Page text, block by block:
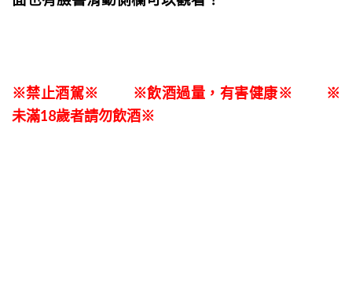
※禁止酒駕※ ※飲酒過量，有害健康※ ※
未滿18歲者請勿飲酒※